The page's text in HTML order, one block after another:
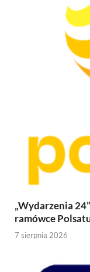
„Wydarzenia
ramówce
7 sierpnia 2026